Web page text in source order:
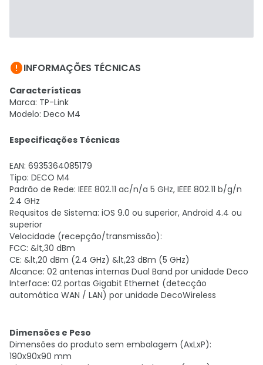
INFORMAÇÕES TÉCNICAS
Características
Marca: TP-Link
Modelo: Deco M4
Especificações Técnicas
EAN: 6935364085179
Tipo: DECO M4
Padrão de Rede: IEEE 802.11 ac/n/a 5 GHz, IEEE 802.11 b/g/n
2.4 GHz
Requsitos de Sistema: iOS 9.0 ou superior, Android 4.4 ou
superior
Velocidade (recepção/transmissão):
FCC: &lt,30 dBm
CE: &lt,20 dBm (2.4 GHz) &lt,23 dBm (5 GHz)
Alcance: 02 antenas internas Dual Band por unidade Deco
Interface: 02 portas Gigabit Ethernet (detecção
automática WAN / LAN) por unidade DecoWireless
Dimensões e Peso
Dimensões do produto sem embalagem (AxLxP):
190x90x90 mm